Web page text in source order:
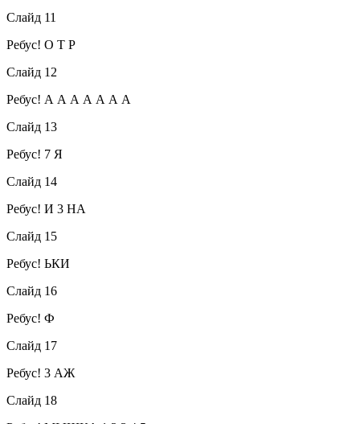
Слайд 11
Ребус! О Т Р
Слайд 12
Ребус! А А А А А А А
Слайд 13
Ребус! 7 Я
Слайд 14
Ребус! И 3 НА
Слайд 15
Ребус! ЬКИ
Слайд 16
Ребус! Ф
Слайд 17
Ребус! 3 АЖ
Слайд 18